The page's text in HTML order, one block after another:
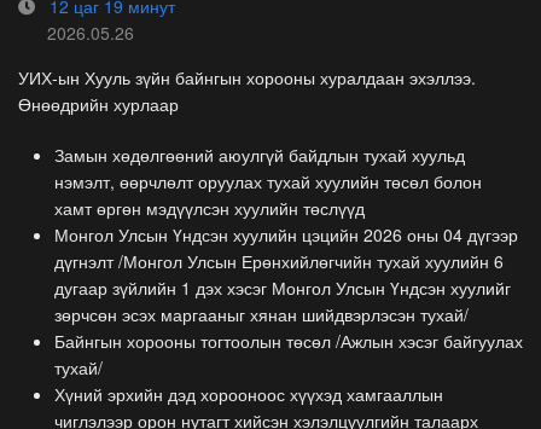
12 цаг 19 минут
2026.05.26
УИХ-ын Хууль зүйн байнгын хорооны хуралдаан эхэллээ.
Өнөөдрийн хурлаар
Замын хөдөлгөөний аюулгүй байдлын тухай хуульд
нэмэлт, өөрчлөлт оруулах тухай хуулийн төсөл болон
хамт өргөн мэдүүлсэн хуулийн төслүүд
Монгол Улсын Үндсэн хуулийн цэцийн 2026 оны 04 дүгээр
дүгнэлт /Монгол Улсын Ерөнхийлөгчийн тухай хуулийн 6
дугаар зүйлийн 1 дэх хэсэг Монгол Улсын Үндсэн хуулийг
зөрчсөн эсэх маргааныг хянан шийдвэрлэсэн тухай/
Байнгын хорооны тогтоолын төсөл /Ажлын хэсэг байгуулах
тухай/
Хүний эрхийн дэд хорооноос хүүхэд хамгааллын
чиглэлээр орон нутагт хийсэн хэлэлцүүлгийн талаарх